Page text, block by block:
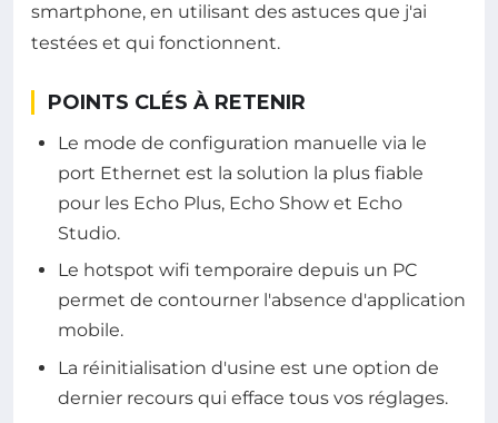
smartphone, en utilisant des astuces que j'ai
testées et qui fonctionnent.
POINTS CLÉS À RETENIR
Le mode de configuration manuelle via le
port Ethernet est la solution la plus fiable
pour les Echo Plus, Echo Show et Echo
Studio.
Le hotspot wifi temporaire depuis un PC
permet de contourner l'absence d'application
mobile.
La réinitialisation d'usine est une option de
dernier recours qui efface tous vos réglages.